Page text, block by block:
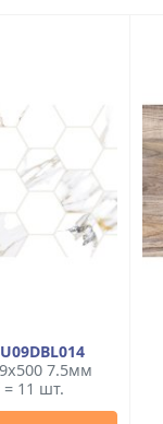
7.5мм
= 11 шт.